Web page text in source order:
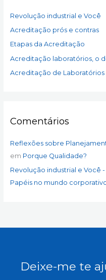
s
a
r
p
Revolução industrial e Você
Acreditação prós e contras
Etapas da Acreditação
Acreditação laboratórios, o
Acreditação de Laboratórios
Comentários
Reflexões sobre
em Porque Qualidade?
Revolução industrial e Você -
Papéis no mundo
Deixe-me te